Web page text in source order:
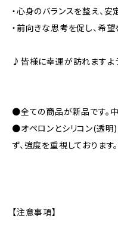
・心身のバランスを整え、安
・前向きな思考を促し、希
♪皆様に幸運が訪れます
●全ての商品が新品です。
●オペロンとシリコン(透明
ず、強度を重視しております
【注意事項】